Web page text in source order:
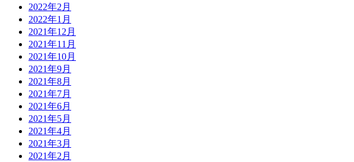
2022年2月
2022年1月
2021年12月
2021年11月
2021年10月
2021年9月
2021年8月
2021年7月
2021年6月
2021年5月
2021年4月
2021年3月
2021年2月